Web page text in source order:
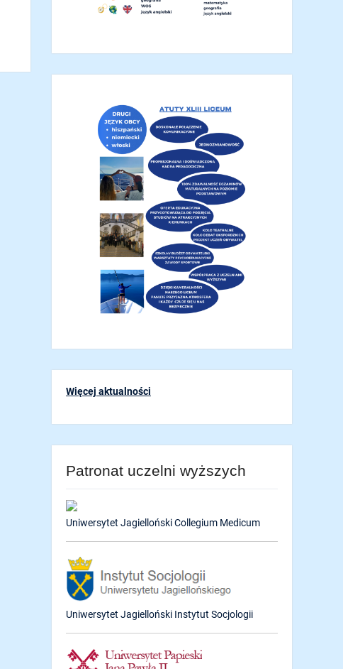
Więcej aktualności
Patronat uczelni wyższych
Uniwersytet Jagielloński Collegium Medicum
Uniwersytet Jagielloński Instytut Socjologii